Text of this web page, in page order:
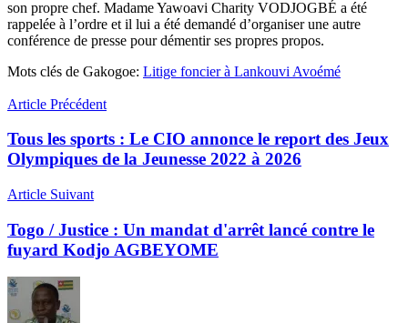
son propre chef. Madame Yawoavi Charity VODJOGBÉ a été
rappelée à l’ordre et il lui a été demandé d’organiser une autre
conférence de presse pour démentir ses propres propos.
Mots clés de Gakogoe: Litige foncier à Lankouvi Avoémé
Article Précédent
Tous les sports : Le CIO annonce le report des Jeux
Olympiques de la Jeunesse 2022 à 2026
Article Suivant
Togo / Justice : Un mandat d'arrêt lancé contre le
fuyard Kodjo AGBEYOME